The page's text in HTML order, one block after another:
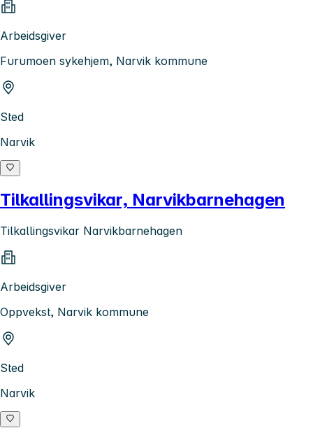
Arbeidsgiver
Furumoen sykehjem, Narvik kommune
Sted
Narvik
Tilkallingsvikar, Narvikbarnehagen
Tilkallingsvikar Narvikbarnehagen
Arbeidsgiver
Oppvekst, Narvik kommune
Sted
Narvik